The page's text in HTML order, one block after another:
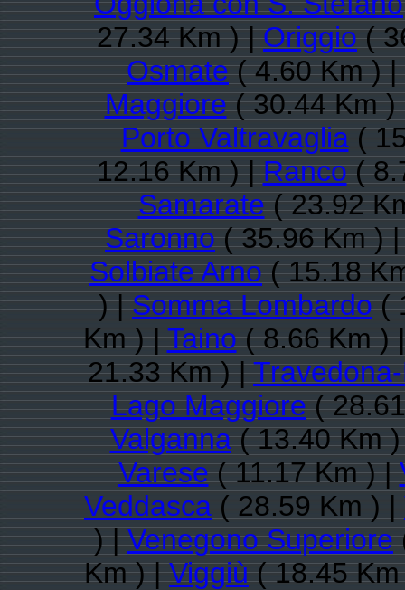
27.34 Km ) |Origgio(
Osmate( 4.60 Km ) |
Maggiore( 30.44 Km
Porto Valtravaglia(
12.16 Km ) |Ranco(
Samarate( 23.92
Saronno( 35.96 Km )
Solbiate Arno( 15.18
) |Somma Lombardo(
Km ) |Taino( 8.66 Km )
21.33 Km ) |
Lago Maggiore(
Valganna( 13.40 Km
Varese( 11.17 Km ) |
Veddasca( 28.59 Km ) |
) |Venegono Superiore
Km ) |Viggiù( 18.45